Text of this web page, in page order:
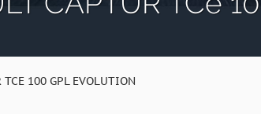
TCE 100 GPL EVOLUTION